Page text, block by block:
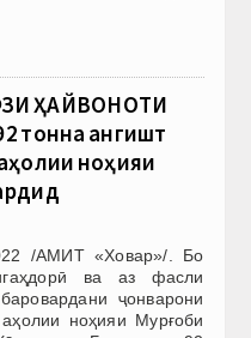
ҲАЙВОНОТИ
тонна ангишт
ноҳияи
/АМИТ «Ховар»/. Бо
ва аз фасли
ҷонварони
ноҳияи Мурғоби